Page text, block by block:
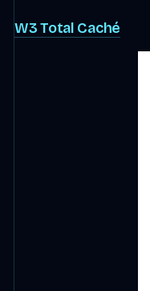
W3 Total Caché